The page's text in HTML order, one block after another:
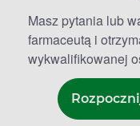
Masz pytania lub
farmaceutą i
wykwalifikowanej